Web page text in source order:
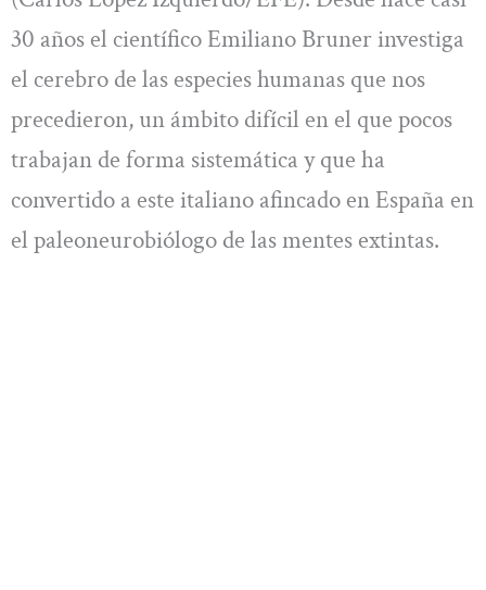
30 años el científico Emiliano Bruner investiga
el cerebro de las especies humanas que nos
precedieron, un ámbito difícil en el que pocos
trabajan de forma sistemática y que ha
convertido a este italiano afincado en España en
el paleoneurobiólogo de las mentes extintas.